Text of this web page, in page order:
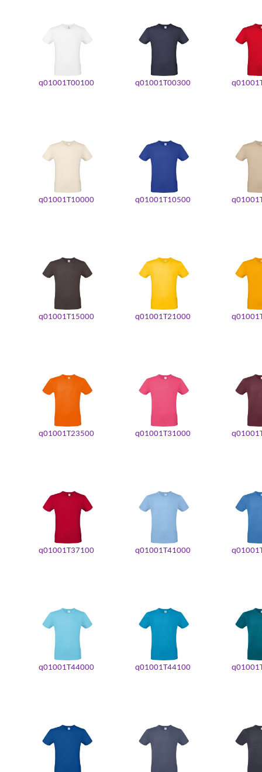
q01001T00100 q01001T00300
q01001T10000 q01001T10500
q01001T15000 q01001T21000
q01001T23500 q01001T31000
q01001T37100 q01001T41000
q01001T44000 q01001T44100